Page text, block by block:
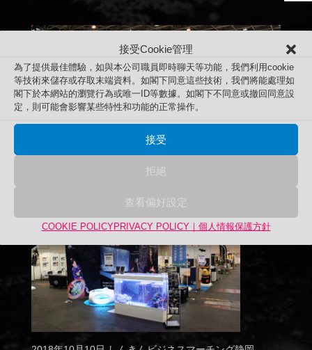
接受Cookie管理
為了提供最佳體驗，如與本公司職員即時聊天等功能，我們利用cookie
等技術來儲存或存取末端資料。如閣下同意這些技術，我們將能處理如
閣下於本網站的瀏覽行為或唯一ID等數據。如閣下不同意或撤回同意設
定，則可能會影響某些特性和功能的正常操作。
接受
拒絕
查看偏好設定
COOKIE POLICYPRIVACY POLICY｜個人情報保護方針